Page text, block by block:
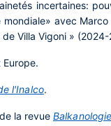
incertaines:
avec
Villa Vigoni »
l'Inalco.
la revue Balkanologie